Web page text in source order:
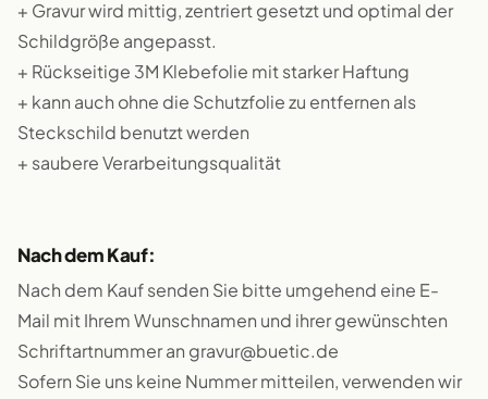
+ Gravur wird mittig, zentriert gesetzt und optimal der
Schildgröße angepasst.
+ Rückseitige 3M Klebefolie mit starker Haftung
+ kann auch ohne die Schutzfolie zu entfernen als
Steckschild benutzt werden
+ saubere Verarbeitungsqualität
Nach dem Kauf:
Nach dem Kauf senden Sie bitte umgehend eine E-
Mail mit Ihrem Wunschnamen und ihrer gewünschten
Schriftartnummer an gravur@buetic.de
Sofern Sie uns keine Nummer mitteilen, verwenden wir